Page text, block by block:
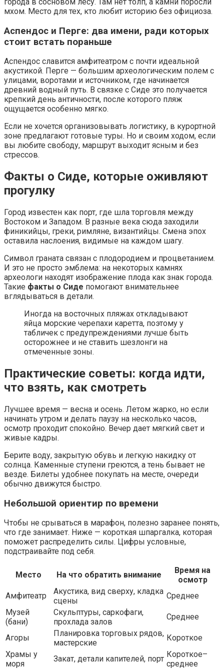
мхом. Место для тех, кто любит историю без официоза.
Аспендос и Перге: два имени, ради которых
стоит встать пораньше
Аспендос славится амфитеатром с почти идеальной
акустикой. Перге — большим археологическим полем с
улицами, воротами и источником, где начинается
древний водный путь. В связке с Сиде это получается
крепкий день античности, после которого пляж
ощущается особенно мягко.
Если не хочется организовывать логистику, в курортной
зоне предлагают готовые туры. Но и своим ходом, если
вы любите свободу, маршрут выходит ясным и без
стрессов.
Факты о Сиде, которые оживляют
прогулку
Город известен как порт, где шла торговля между
Востоком и Западом. В разные века сюда заходили
финикийцы, греки, римляне, византийцы. Смена эпох
оставила наслоения, видимые на каждом шагу.
Символ граната связан с плодородием и процветанием.
И это не просто эмблема: на некоторых камнях
археологи находят изображение плода как знак города.
Такие факты о Сиде помогают внимательнее
вглядываться в детали.
Иногда на восточных пляжах откладывают
яйца морские черепахи каретта, поэтому у
табличек с предупреждениями лучше быть
осторожнее и не ставить шезлонги на
отмеченные зоны.
Практические советы: когда идти,
что взять, как смотреть
Лучшее время — весна и осень. Летом жарко, но если
начинать утром и делать паузу на несколько часов,
осмотр проходит спокойно. Вечер дает мягкий свет и
живые кадры.
Берите воду, закрытую обувь и легкую накидку от
солнца. Каменные ступени греются, а тень бывает не
везде. Билеты удобнее покупать на месте, очереди
обычно движутся быстро.
Небольшой ориентир по времени
Чтобы не срываться в марафон, полезно заранее понять,
что где занимает. Ниже — короткая шпаргалка, которая
поможет распределить силы. Цифры условные,
подстраивайте под себя.
Место На что обратить внимание
Время на
осмотр
Амфитеатр
Акустика, вид сверху, кладка
сцены
Среднее
Музей
(бани)
Скульптуры, саркофаги,
прохлада залов
Среднее
Агоры
Планировка торговых рядов,
мастерские
Короткое
Храмы у
моря
Закат, детали капителей, порт Короткое–
среднее